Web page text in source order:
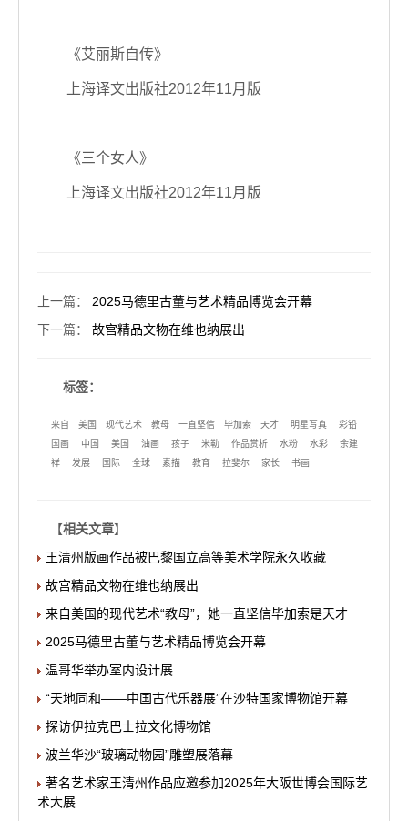
《艾丽斯自传》
上海译文出版社2012年11月版
《三个女人》
上海译文出版社2012年11月版
上一篇： 2025马德里古董与艺术精品博览会开幕
下一篇： 故宫精品文物在维也纳展出
标签：
来自 美国 现代艺术 教母 一直坚信 毕加索 天才 明星写真
彩铅
国画
中国 美国 油画 孩子 米勒 作品赏析 水粉 水彩
余建
祥
发展 国际 全球 素描 教育 拉斐尔 家长 书画
【相关文章】
王清州版画作品被巴黎国立高等美术学院永久收藏
故宫精品文物在维也纳展出
来自美国的现代艺术“教母”，她一直坚信毕加索是天才
2025马德里古董与艺术精品博览会开幕
温哥华举办室内设计展
“天地同和——中国古代乐器展”在沙特国家博物馆开幕
探访伊拉克巴士拉文化博物馆
波兰华沙“玻璃动物园”雕塑展落幕
著名艺术家王清州作品应邀参加2025年大阪世博会国际艺
术大展